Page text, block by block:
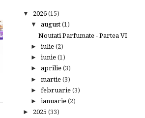
▼ 2026 (15)
▼ august (1)
Noutati Parfumate - Partea VI
► iulie (2)
► iunie (1)
► aprilie (3)
► martie (3)
► februarie (3)
► ianuarie (2)
► 2025 (33)